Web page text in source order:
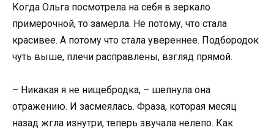
Когда Ольга посмотрела на себя в зеркало
примерочной, то замерла. Не потому, что стала
красивее. А потому что стала увереннее. Подбородок
чуть выше, плечи расправлены, взгляд прямой.
– Никакая я не нищебродка, – шепнула она
отражению. И засмеялась. Фраза, которая месяц
назад жгла изнутри, теперь звучала нелепо. Как